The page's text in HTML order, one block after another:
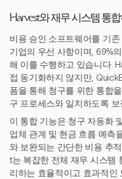
Harvest와 재무 시스템 통합
비용 승인 소프트웨어를 기
기업의 우선 사항이며, 69%
해 이를 수행하고 있습니다.
접 동기화하지 않지만,
폼을 통해 청구를 위한 통합
구 프로세스와 일치하도록 보
이 통합 기능은 청구 자동화
업체 관계 및 현금 흐름 예측
와 보완되는 간단한 비용 추
t는 복잡한 전체 재무 시스템
리하는 효율적이고 효과적인